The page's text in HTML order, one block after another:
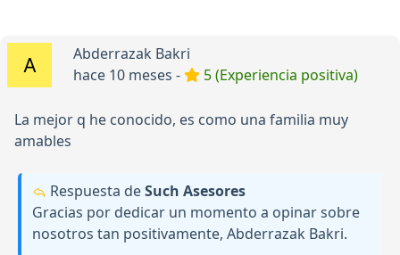
Abderrazak Bakri
hace 10 meses -
5 (Experiencia positiva)
La mejor q he conocido, es como una familia muy
amables
Respuesta deSuch Asesores
Gracias por dedicar un momento a opinar sobre
nosotros tan positivamente, Abderrazak Bakri.